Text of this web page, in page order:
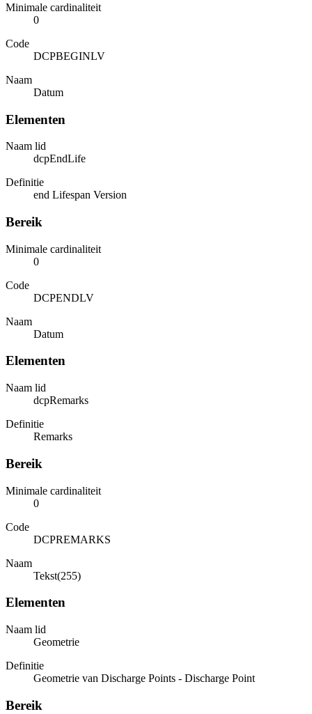
Minimale cardinaliteit
0
Code
DCPBEGINLV
Naam
Datum
Elementen
Naam lid
dcpEndLife
Definitie
end Lifespan Version
Bereik
Minimale cardinaliteit
0
Code
DCPENDLV
Naam
Datum
Elementen
Naam lid
dcpRemarks
Definitie
Remarks
Bereik
Minimale cardinaliteit
0
Code
DCPREMARKS
Naam
Tekst(255)
Elementen
Naam lid
Geometrie
Definitie
Geometrie van Discharge Points - Discharge Point
Bereik